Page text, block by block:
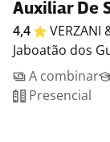
Auxiliar De
4,4 VERZANI
Jaboatão dos
A combinar
Presencial